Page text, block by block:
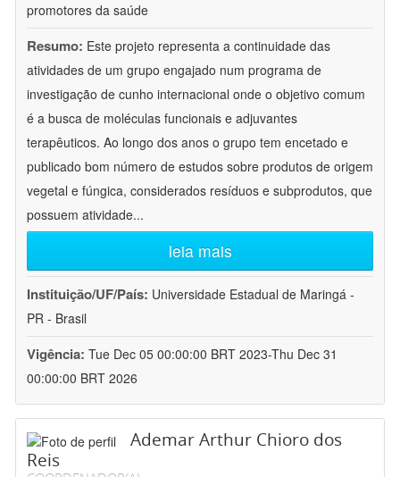
promotores da saúde
Resumo: Este projeto representa a continuidade das
atividades de um grupo engajado num programa de
investigação de cunho internacional onde o objetivo comum
é a busca de moléculas funcionais e adjuvantes
terapêuticos. Ao longo dos anos o grupo tem encetado e
publicado bom número de estudos sobre produtos de origem
vegetal e fúngica, considerados resíduos e subprodutos, que
possuem atividade...
leia mais
Instituição/UF/País: Universidade Estadual de Maringá -
PR - Brasil
Vigência: Tue Dec 05 00:00:00 BRT 2023-Thu Dec 31
00:00:00 BRT 2026
Ademar Arthur Chioro dos
Reis